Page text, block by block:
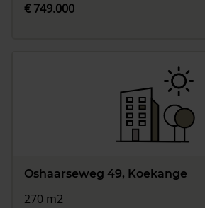
€ 749.000
Oshaarseweg 49, Koekange
270 m2